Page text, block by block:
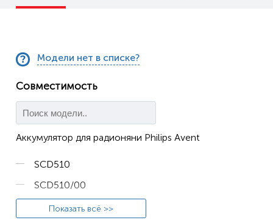
Модели нет в списке?
Совместимость
Аккумулятор для радионяни Philips Avent
SCD510
SCD510/00
SCD510/75
Показать всё >>